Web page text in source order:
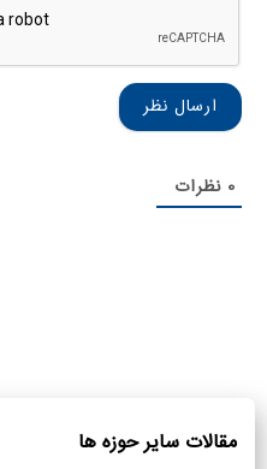
0 نظرات
مقالات سایر حوزه ها